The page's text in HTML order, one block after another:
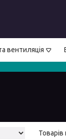
вентиляція